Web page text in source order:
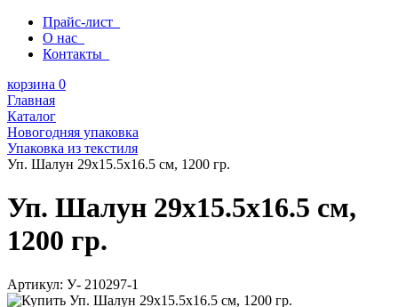
Прайс-лист
О нас
Контакты
корзина 0
Главная
Каталог
Новогодняя упаковка
Упаковка из текстиля
Уп. Шалун 29х15.5х16.5 см, 1200 гр.
Уп. Шалун 29х15.5х16.5 см,
1200 гр.
Артикул: У- 210297-1